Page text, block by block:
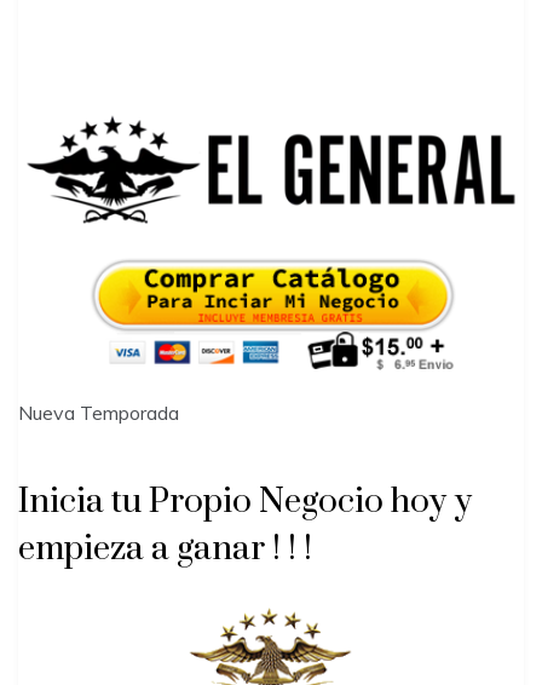
Nueva Temporada
Inicia tu Propio Negocio hoy y
empieza a ganar ! ! !